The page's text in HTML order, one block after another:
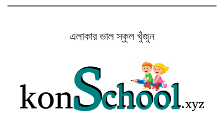
এলাকার ভাল স্কুল খুঁজুন